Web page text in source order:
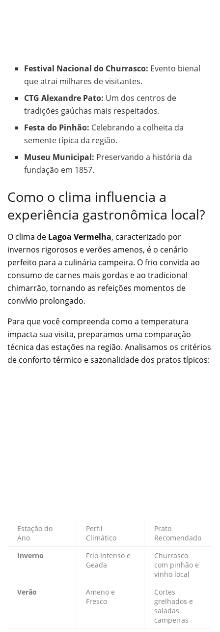
Festival Nacional do Churrasco: Evento bienal
que atrai milhares de visitantes.
CTG Alexandre Pato: Um dos centros de
tradições gaúchas mais respeitados.
Festa do Pinhão: Celebrando a colheita da
semente típica da região.
Museu Municipal: Preservando a história da
fundação em 1857.
Como o clima influencia a
experiência gastronômica local?
O clima de Lagoa Vermelha, caracterizado por
invernos rigorosos e verões amenos, é o cenário
perfeito para a culinária campeira. O frio convida ao
consumo de carnes mais gordas e ao tradicional
chimarrão, tornando as refeições momentos de
convívio prolongado.
Para que você compreenda como a temperatura
impacta sua visita, preparamos uma comparação
técnica das estações na região. Analisamos os critérios
de conforto térmico e sazonalidade dos pratos típicos:
Estação do
Ano
Perfil
Climático
Prato
Recomendado
Inverno
Frio Intenso e
Geada
Churrasco
com pinhão e
vinho local
Verão
Ameno e
Fresco
Cortes
grelhados e
saladas
campeiras